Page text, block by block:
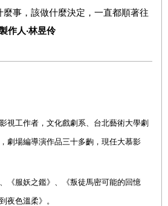
事，該做什麼決定，一直都順著往
作人‧林昱伶
工作者，文化戲劇系、台北藝術大學劇
劇場編導演作品三十多齣，現任大慕影
《服妖之鑑》、《叛徒馬密可能的回憶
夜色溫柔》。